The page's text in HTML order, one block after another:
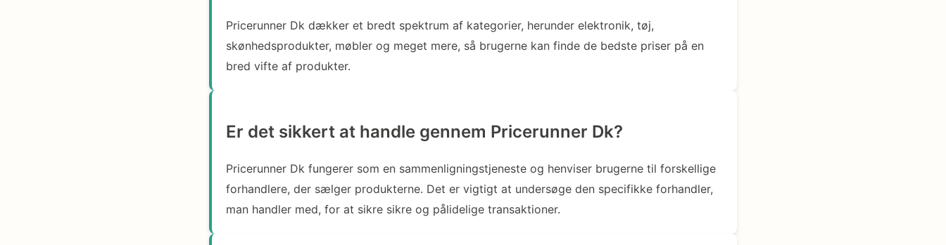
Pricerunner Dk dækker et bredt spektrum af kategorier, herunder elektronik, tøj,
skønhedsprodukter, møbler og meget mere, så brugerne kan finde de bedste priser på en
bred vifte af produkter.
Er det sikkert at handle gennem Pricerunner Dk?
Pricerunner Dk fungerer som en sammenligningstjeneste og henviser brugerne til forskellige
forhandlere, der sælger produkterne. Det er vigtigt at undersøge den specifikke forhandler,
man handler med, for at sikre sikre og pålidelige transaktioner.